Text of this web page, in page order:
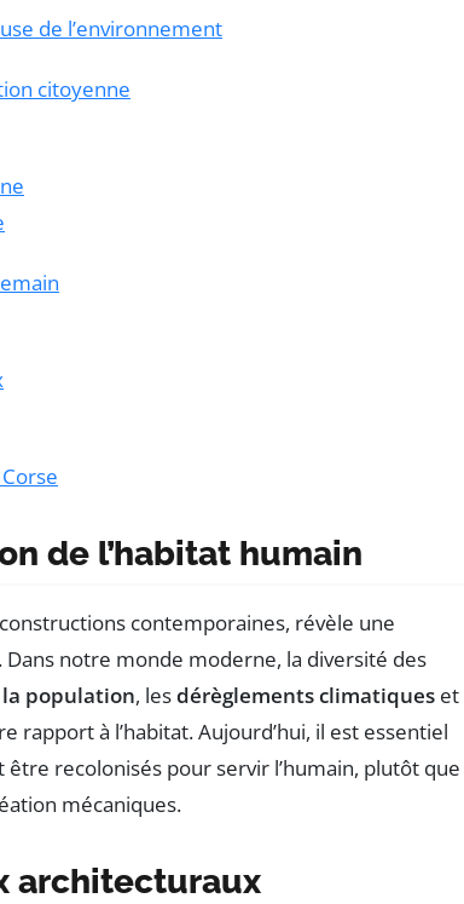
de l’environnement
citoyenne
de l’habitat humain
contemporaines, révèle une
. Dans notre monde moderne, la diversité des
population, lesdérèglements climatiques et
à l’habitat. Aujourd’hui, il est essentiel
recolonisés pour servir l’humain, plutôt que
mécaniques.
architecturaux